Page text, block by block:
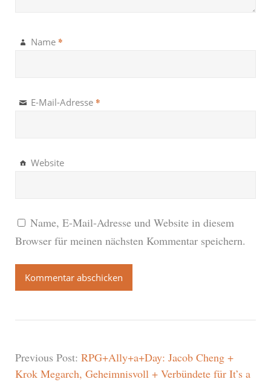
Name *
E-Mail-Adresse *
Website
Name, E-Mail-Adresse und Website in diesem
Browser für meinen nächsten Kommentar speichern.
Previous Post: RPG+Ally+a+Day: Jacob Cheng +
Krok Megarch, Geheimnisvoll + Verbündete für It’s a